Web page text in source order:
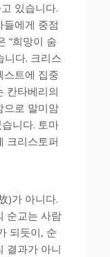
있습니다.
에게 중점
“희망이 숨
니다. 크리스
스트에 집중
칸타베리의
으로 말미암
니다. 토마
크리스토퍼
)가 아니다.
순교는 사람
되듯이, 순
결과가 아니